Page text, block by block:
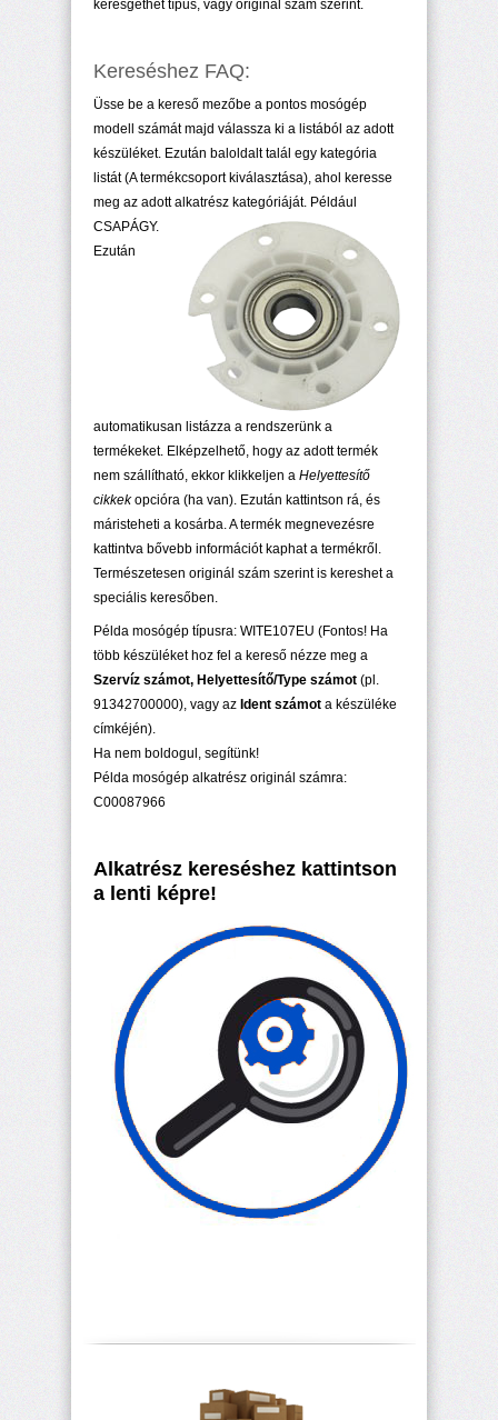
keresgethet típus, vagy originál szám szerint.
Kereséshez FAQ:
Üsse be a kereső mezőbe a pontos mosógép
modell számát majd válassza ki a listából az adott
készüléket. Ezután baloldalt talál egy kategória
listát (A termékcsoport kiválasztása), ahol keresse
meg az adott alkatrész kategóriáját. Például
CSAPÁGY.
Ezután
automatikusan listázza a rendszerünk a
termékeket. Elképzelhető, hogy az adott termék
nem szállítható, ekkor klikkeljen a Helyettesítő
cikkekopcióra (ha van). Ezután kattintson rá, és
máristeheti a kosárba. A termék megnevezésre
kattintva bővebb információt kaphat a termékről.
Természetesen originál szám szerint is kereshet a
speciális keresőben.
Példa mosógép típusra: WITE107EU (Fontos! Ha
több készüléket hoz fel a kereső nézze meg a
Szervíz számot, Helyettesítő/Type számot (pl.
91342700000), vagy az Ident számot a készüléke
címkéjén).
Ha nem boldogul, segítünk!
Példa mosógép alkatrész originál számra:
C00087966
Alkatrész kereséshez kattintson
a lenti képre!